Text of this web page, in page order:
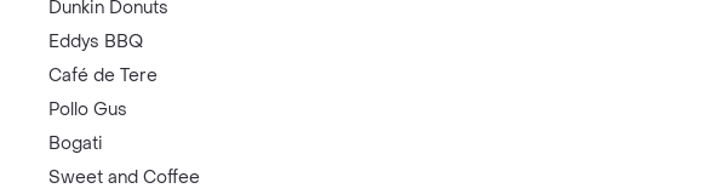
Dunkin Donuts
Eddys BBQ
Café de Tere
Pollo Gus
Bogati
Sweet and Coffee